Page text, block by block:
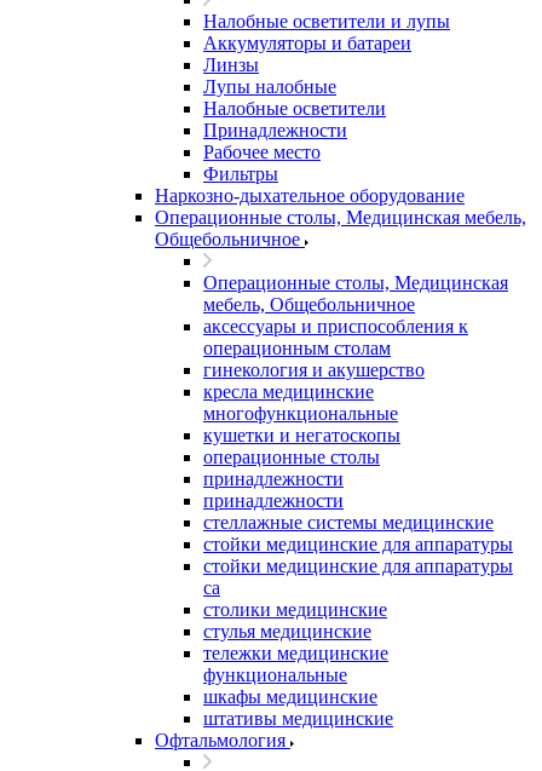
Налобные осветители и лупы
Аккумуляторы и батареи
Линзы
Лупы налобные
Налобные осветители
Принадлежности
Рабочее место
Фильтры
Наркозно-дыхательное оборудование
Операционные столы, Медицинская мебель,
Общебольничное
Операционные столы, Медицинская
мебель, Общебольничное
аксессуары и приспособления к
операционным столам
гинекология и акушерство
кресла медицинские
многофункциональные
кушетки и негатоскопы
операционные столы
принадлежности
принадлежности
стеллажные системы медицинские
стойки медицинские для аппаратуры
стойки медицинские для аппаратуры
са
столики медицинские
стулья медицинские
тележки медицинские
функциональные
шкафы медицинские
штативы медицинские
Офтальмология